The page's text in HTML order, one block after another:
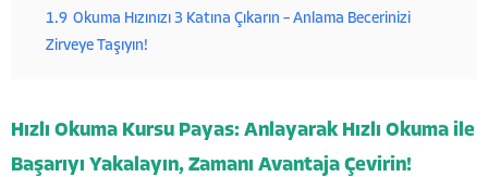
1.9 Okuma Hızınızı 3 Katına Çıkarın – Anlama Becerinizi
Zirveye Taşıyın!
Hızlı Okuma Kursu Payas: Anlayarak Hızlı Okuma ile
Başarıyı Yakalayın, Zamanı Avantaja Çevirin!